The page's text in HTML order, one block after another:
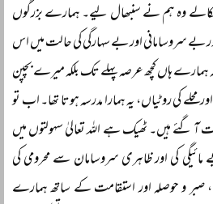
وہ ہم نے سنبھال لیے۔ ہمارے بزرگوں
بے سروسامانی اور بے سہارگی کی حالت میں اس
کہ ہمارے ہاں کچھ عرصہ پہلے تک بلکہ میرے بچپن
محلے کی روٹیاں، یہ ہمارا مدرسہ ہوتا تھا۔ اب تو
آ گئے ہیں۔ ٹھیک ہے اللہ تعالیٰ سہولتوں میں
کی اور ظاہری سروسامان سے محرومی کی
، صبر و حوصلہ اور استقامت کے ساتھ ہمارے